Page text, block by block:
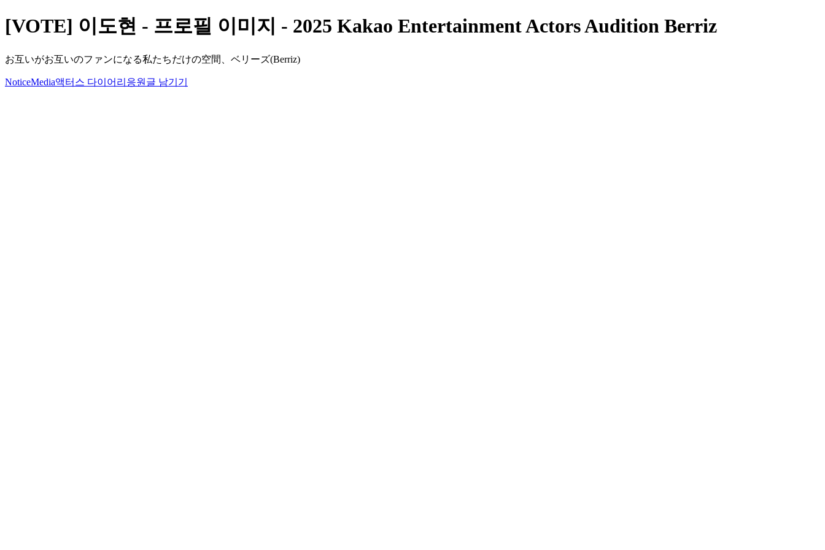
[VOTE] 이도현 - 프로필 이미지 - 2025 Kakao Entertainment Actors Audition Berriz
お互いがお互いのファンになる私たちだけの空間、ベリーズ(Berriz)
NoticeMedia액터스 다이어리 응원글 남기기